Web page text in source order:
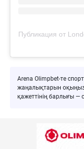
Arena Olimpbet-те
жаңалықтарын
қажеттінің барлығы —